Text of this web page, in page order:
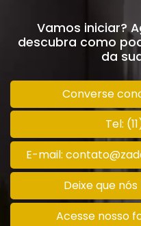
Vamos iniciar?
descubra como
da
Converse
Tel:
E-mail:
Deixe que
Acesse nosso